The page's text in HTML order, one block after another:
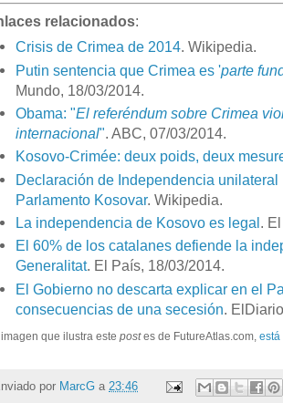
relacionados:
Crisis de Crimea de 2014. Wikipedia.
Putin sentencia que Crimea es 'parte
Mundo, 18/03/2014.
Obama: "El referéndum sobre Crimea
internacional". ABC, 07/03/2014.
Kosovo-Crimée: deux poids, deux
Declaración de Independencia
Parlamento Kosovar. Wikipedia.
La independencia de Kosovo es legal.
El 60% de los catalanes defiende la
Generalitat. El País, 18/03/2014.
El Gobierno no descarta explicar en el
consecuencias de una secesión .
imagen que ilustra este postes de FutureAtlas.com, está
por MarcG a 23:46